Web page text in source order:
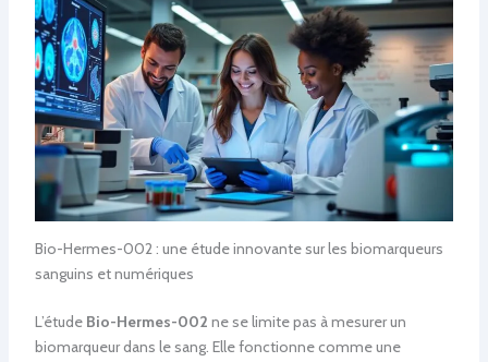
Bio-Hermes-002 : une étude innovante sur les biomarqueurs
sanguins et numériques
L’étude Bio-Hermes-002 ne se limite pas à mesurer un
biomarqueur dans le sang. Elle fonctionne comme une